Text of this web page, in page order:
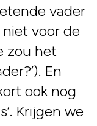
vader
niet voor de
zou het
En
ook nog
Krijgen we